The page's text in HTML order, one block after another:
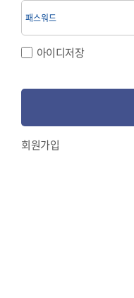
아이디저장
회원가입